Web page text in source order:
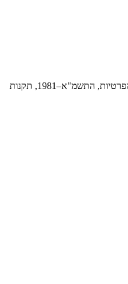
אתר זה (aditube.co.il) ("האתר") מופעל על ידי עדי בורוכוביץ' ("החברה", "אנחנו", "שלנו"). אנו מחויבים לשמירה על פרטיות המשתמשים שלנו, ומכבדים את זכויותיהם בהתאם לחוק הגנת הפרטיות, התשמ"א–1981, תקנות